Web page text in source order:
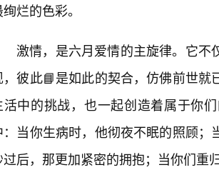
烂的色彩。
激情，是六月爱情的主旋律。它不
，彼此📘是如此的契合，仿佛前世
活中的挑战，也一起创造着属于你
：当你生病时，他彻夜不眠的照顾
过后，那更加紧密的拥抱；当你们重